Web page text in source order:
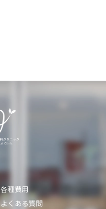
各種費用
よくある質問